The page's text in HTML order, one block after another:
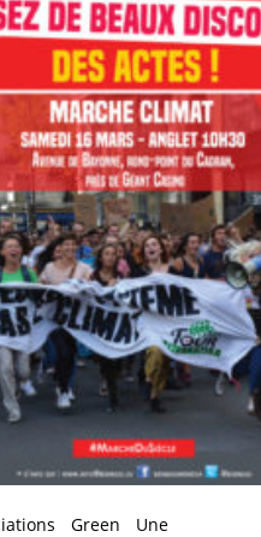
Green Une